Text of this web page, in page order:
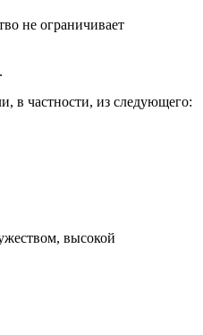
не ограничивает
в частности, из следующего:
высокой